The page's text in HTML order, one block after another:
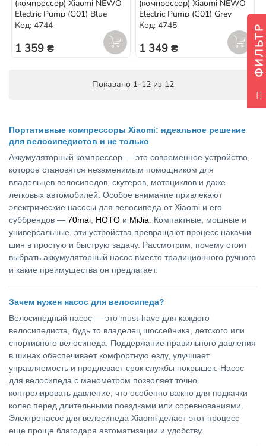
(компрессор) Xiaomi NEWO
Electric Pump (G01) Blue
Код: 4744
1 359 ₴
(компрессор) Xiaomi NEWO
Electric Pump (G01) Grey
Код: 4745
1 349 ₴
Показано 1-12 из 12
Портативные компрессоры Xiaomi: идеальное решение
для велосипедистов и не только
Аккумуляторный компрессор — это современное устройство,
которое становятся незаменимым помощником для
владельцев велосипедов, скутеров, мотоциклов и даже
легковых автомобилей. Особое внимание привлекают
электрические насосы для велосипеда от Xiaomi и его
суббрендов — 70mai HOTO и MiJia . Компактные, мощные и
универсальные, эти устройства превращают процесс накачки
шин в простую и быструю задачу. Рассмотрим, почему стоит
выбрать аккумуляторный насос вместо традиционного ручного
и какие преимущества он предлагает.
Зачем нужен насос для велосипеда?
Велосипедный насос — это must-have для каждого
велосипедиста, будь то владелец шоссейника, детского или
спортивного велосипеда. Поддержание правильного давления
в шинах обеспечивает комфортную езду, улучшает
управляемость и продлевает срок службы покрышек. Насос
для велосипеда с манометром позволяет точно
контролировать давление, что особенно важно для подкачки
колес перед длительными поездками или соревнованиями.
Электронасос для велосипеда Xiaomi делает этот процесс
еще проще благодаря автоматизации и удобству.
ФИЛЬТР